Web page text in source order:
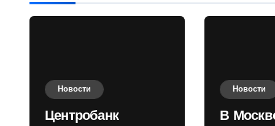
Новости
Центробанк
Новости
В